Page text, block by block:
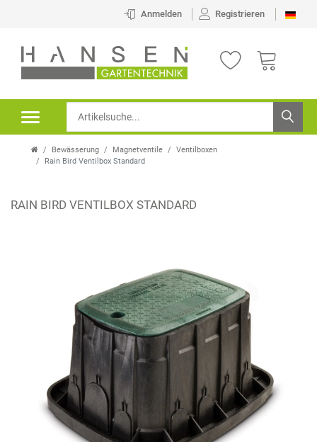
Anmelden Registrieren
Bewässerung Magnetventile
Ventilboxen
Rain Bird Ventilbox Standard
RAIN BIRD VENTILBOX STANDARD